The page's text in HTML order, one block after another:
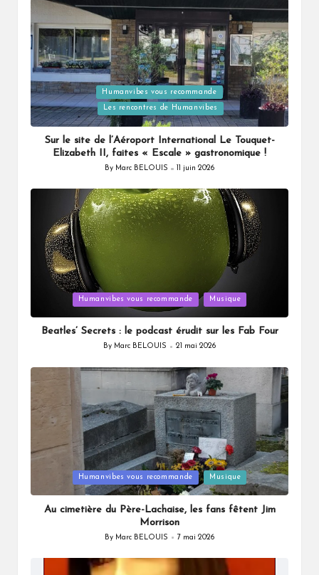
Posted
in
Humanvibes vous recommande
Les rencontres de Humanvibes
Sur le site de l’Aéroport International Le Touquet-
Elizabeth II, faites « Escale » gastronomique !
Posted
By Marc BELOUIS 11 juin 2026
Humanvibes vous recommande Musique
Beatles’ Secrets : le podcast érudit sur les Fab Four
Posted
By Marc BELOUIS 21 mai 2026
Humanvibes vous recommande Musique
Au cimetière du Père-Lachaise, les fans fêtent Jim
Morrison
Posted
By Marc BELOUIS 7 mai 2026